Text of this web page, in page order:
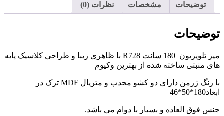
توضیحات مشخصات نظرات (0)
توضیحات
میز تلویزیون 180 سانت R728 با ظاهری زیبا و طراحی کلاسیک پایه
های منبتی ساخته شده از بهترین وکیوم
با رنگ ژرمن دارای دو کشو محدب و متریال MDF ترک در
ابعاد180*50*46
جنس فوق العاده و بسیار با دوام می باشد.